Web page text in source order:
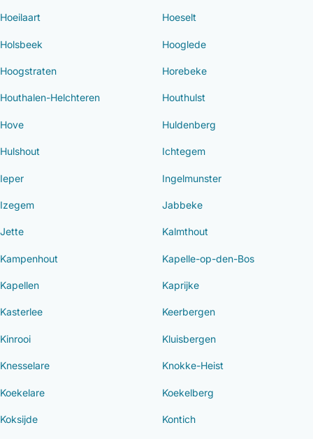
Hoeilaart Hoeselt
Holsbeek Hooglede
Hoogstraten Horebeke
Houthalen-Helchteren Houthulst
Hove Huldenberg
Hulshout Ichtegem
Ieper Ingelmunster
Izegem Jabbeke
Jette Kalmthout
Kampenhout Kapelle-op-den-Bos
Kapellen Kaprijke
Kasterlee Keerbergen
Kinrooi Kluisbergen
Knesselare Knokke-Heist
Koekelare Koekelberg
Koksijde Kontich